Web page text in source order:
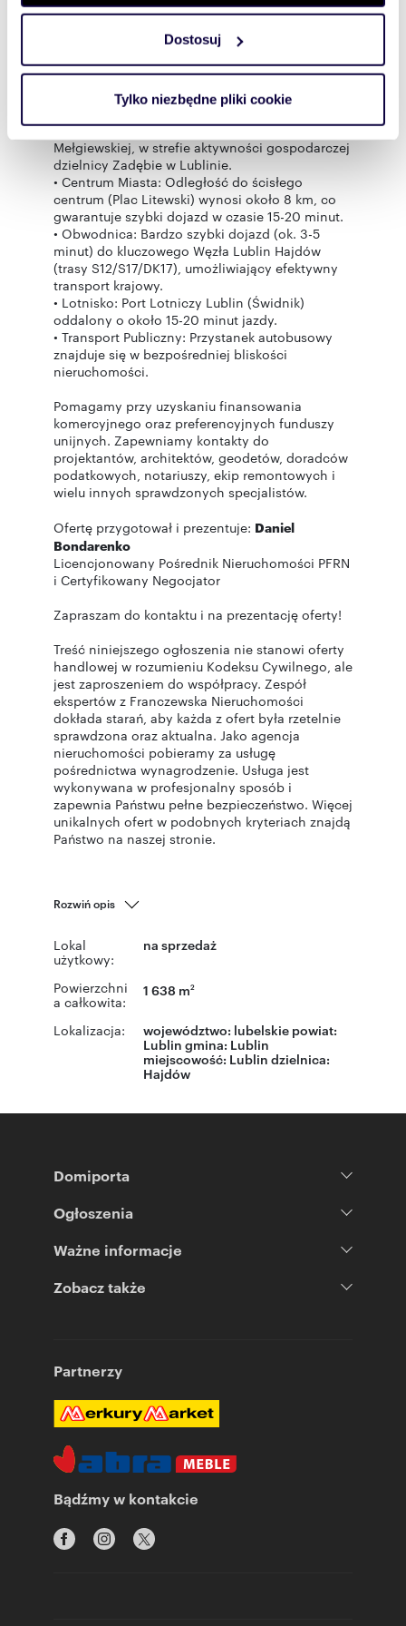
Wykorzystujemy pliki cookie do spersonalizowania treści
i reklam, aby oferować funkcje społecznościowe i
korzystasz z naszej witryny, udostępniamy partnerom
Partnerzy mogą połączyć te informacje z innymi danymi
otrzymanymi od Ciebie lub uzyskanymi podczas
korzystania z ich usług.
Dostosuj
Tylko niezbędne pliki cookie
(hala 622,46 m2 + biuro 98,71 m2). Cena: 3 962
• LOKAL NR 2: Powierzchnia całkowita 900,10
m2 (hala 801,39 m2 + biuro 98,71 m2). Cena: 4
946 775 PLN Netto.
Lokalizacja:
Nieruchomość zlokalizowana jest przy ul.
Mełgiewskiej, w strefie aktywności gospodarczej
dzielnicy Zadębie w Lublinie.
• Centrum Miasta: Odległość do ścisłego
centrum (Plac Litewski) wynosi około 8 km, co
gwarantuje szybki dojazd w czasie 15-20 minut.
• Obwodnica: Bardzo szybki dojazd (ok. 3-5
minut) do kluczowego Węzła Lublin Hajdów
(trasy S12/S17/DK17), umożliwiający efektywny
transport krajowy.
• Lotnisko: Port Lotniczy Lublin (Świdnik)
oddalony o około 15-20 minut jazdy.
• Transport Publiczny: Przystanek autobusowy
znajduje się w bezpośredniej bliskości
nieruchomości.
Pomagamy przy uzyskaniu finansowania
komercyjnego oraz preferencyjnych funduszy
unijnych. Zapewniamy kontakty do
projektantów, architektów, geodetów, doradców
podatkowych, notariuszy, ekip remontowych i
wielu innych sprawdzonych specjalistów.
Ofertę przygotował i prezentuje: Daniel
Bondarenko
Licencjonowany Pośrednik Nieruchomości PFRN
i Certyfikowany Negocjator
Zapraszam do kontaktu i na prezentację oferty!
Treść niniejszego ogłoszenia nie stanowi oferty
handlowej w rozumieniu Kodeksu Cywilnego, ale
jest zaproszeniem do współpracy. Zespół
ekspertów z Franczewska Nieruchomości
dokłada starań, aby każda z ofert była rzetelnie
sprawdzona oraz aktualna. Jako agencja
nieruchomości pobieramy za usługę
pośrednictwa wynagrodzenie. Usługa jest
wykonywana w profesjonalny sposób i
zapewnia Państwu pełne bezpieczeństwo. Więcej
unikalnych ofert w podobnych kryteriach znajdą
Państwo na naszej stronie.
Rozwiń opis
Lokal
użytkowy:
na sprzedaż
Powierzchni
a całkowita:
1 638 m2
Lokalizacja: województwo: lubelskie powiat:
Lublin gmina: Lublin
miejscowość: Lublin dzielnica:
Hajdów
Domiporta
Ogłoszenia
Ważne informacje
Zobacz także
Partnerzy
Bądźmy w kontakcie